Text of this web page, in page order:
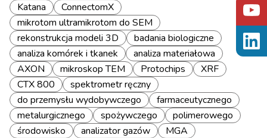
Katana
ConnectomX
mikrotom ultramikrotom do SEM
rekonstrukcja modeli 3D
badania biologiczne
analiza komórek i tkanek
analiza materiałowa
AXON
mikroskop TEM Protochips
XRF
CTX 800
spektrometr ręczny
do przemysłu wydobywczego
farmaceutycznego
metalurgicznego
spożywczego
polimerowego
środowisko
analizator gazów
MGA